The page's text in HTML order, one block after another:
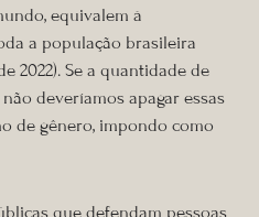
equivalem à
a população brasileira
2022). Se a quantidade de
deveríamos apagar essas
de gênero, impondo como
que defendam pessoas